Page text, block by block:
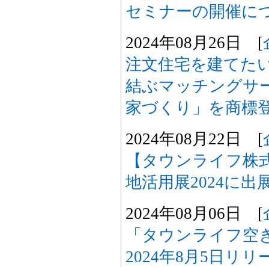
セミナーの開催に
2024年08月26日 [
注文住宅を建てた
結ぶマッチングサ
家づくり」を商標
2024年08月22日 [
【タウンライフ
地活用展2024に出
2024年08月06日 [
「タウンライフ
2024年8月5日リリ